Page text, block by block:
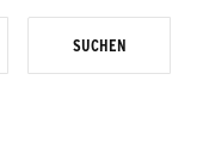
SUCHEN